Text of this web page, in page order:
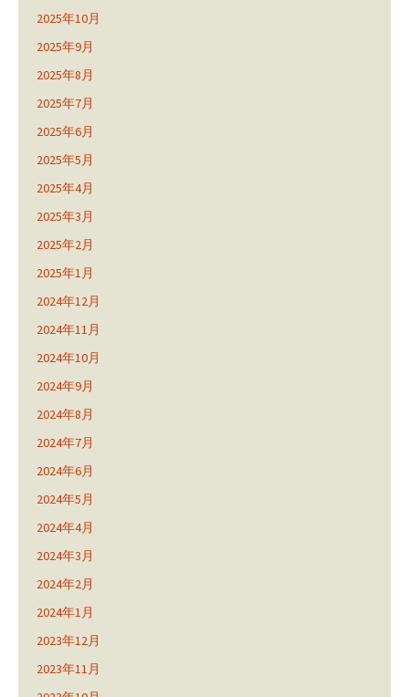
2025年10月
2025年9月
2025年8月
2025年7月
2025年6月
2025年5月
2025年4月
2025年3月
2025年2月
2025年1月
2024年12月
2024年11月
2024年10月
2024年9月
2024年8月
2024年7月
2024年6月
2024年5月
2024年4月
2024年3月
2024年2月
2024年1月
2023年12月
2023年11月